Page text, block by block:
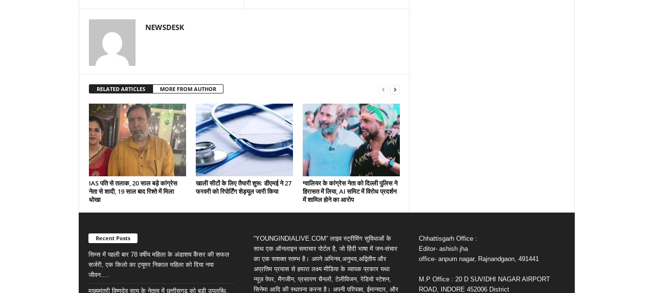
NEWSDESK
RELATED ARTICLES MORE FROM AUTHOR
IAS पति से तलाक, 20 साल बड़े कांग्रेस
नेता से शादी, 19 साल बाद रिश्ते में मिला
धोखा
खाली सीटों के लिए तैयारी शुरू: डीएमई ने 27
फरवरी को रिपोर्टिंग शेड्यूल जारी किया
ग्वालियर के कांग्रेस नेता को दिल्ली पुलिस ने
हिरासत में लिया, AI समिट में विरोध प्रदर्शन
में शामिल होने का आरोप
Recent Posts
सिम्स में पहली बार 78 वर्षीय महिला के अंडाशय कैंसर की सफल
सर्जरी, एक किलो का ट्यूमर निकाल महिला को दिया नया
जीवन….
मुख्यमंत्री विष्णुदेव साय के नेतृत्व में छत्तीसगढ़ को बड़ी उपलब्धि,
“YOUNGINDIALIVE.COM” लाइव स्ट्रीमिंग सुविधाओं के
साथ एक ऑनलाइन समाचार पोर्टल है, जो हिंदी भाषा में जन-संचार
का एक सशक्त स्तम्भ है। अपने अभिनव,अनुभव,अद्वितीय और
अप्रतिम प्रयास से हमारा लक्ष्य मीडिया के व्यापक प्रकार यथा
न्यूज़ पेपर, मैगजीन, प्रसारण चैनलों, टेलीविजन, रेडियो स्टेशन,
सिनेमा आदि की स्थापना करना है। अपनी परिपक्व, ईमानदार, और
Chhattisgarh Office :
Editor- ashish jha
office- anpum nagar, Rajnandgaon, 491441
M.P Office : 20 D SUVIDHI NAGAR AIRPORT
ROAD, INDORE 452006 District